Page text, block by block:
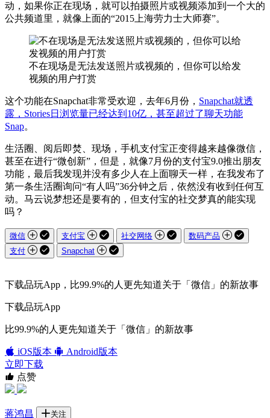
动，如果你正在现场，就可以拍摄照片或视频添加到一个大的
公共频道里，就像上面的“2015上海劳力士大师赛”。
不在现场是无法发送照片或视频的，但你可以给发
视频的用户打赏
这个功能在Snapchat非常受欢迎，去年6月份， Snapchat就透
露，Stories日浏览量已经达到10亿，甚至超过了聊天功能
Snap。
生活圈、阅后即焚、现场，手机支付宝正变得越来越像微信，
甚至在进行“微创新”，但是，就像7月份的支付宝9.0推出朋友
功能，最后我发现并没有多少人在上面聊天一样，在我发布了
第一条生活圈询问“有人吗”36分钟之后，依然没有收到任何互
动。马云说梦想还是要有的，但支付宝的社交梦真的能实现
吗？
微信 支付宝 社交网络
数码产品
支付
Snapchat
下载品玩App，比99.9%的人更先知道关于「微信」的新故事
下载品玩App
比99.9%的人更先知道关于「微信」的新故事
iOS版本
Android版本
立即下载
点赞
蒋鸿昌 关注